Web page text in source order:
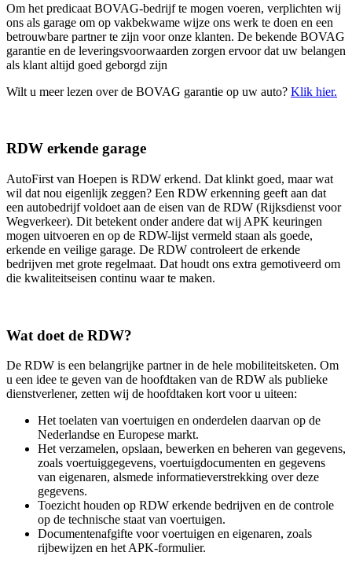
Om het predicaat BOVAG-bedrijf te mogen voeren, verplichten wij
ons als garage om op vakbekwame wijze ons werk te doen en een
betrouwbare partner te zijn voor onze klanten. De bekende BOVAG
garantie en de leveringsvoorwaarden zorgen ervoor dat uw belangen
als klant altijd goed geborgd zijn
Wilt u meer lezen over de BOVAG garantie op uw auto? Klik hier.
RDW erkende garage
AutoFirst van Hoepen is RDW erkend. Dat klinkt goed, maar wat
wil dat nou eigenlijk zeggen? Een RDW erkenning geeft aan dat
een autobedrijf voldoet aan de eisen van de RDW (Rijksdienst voor
Wegverkeer). Dit betekent onder andere dat wij APK keuringen
mogen uitvoeren en op de RDW-lijst vermeld staan als goede,
erkende en veilige garage. De RDW controleert de erkende
bedrijven met grote regelmaat. Dat houdt ons extra gemotiveerd om
die kwaliteitseisen continu waar te maken.
Wat doet de RDW?
De RDW is een belangrijke partner in de hele mobiliteitsketen. Om
u een idee te geven van de hoofdtaken van de RDW als publieke
dienstverlener, zetten wij de hoofdtaken kort voor u uiteen:
Het toelaten van voertuigen en onderdelen daarvan op de
Nederlandse en Europese markt.
Het verzamelen, opslaan, bewerken en beheren van gegevens,
zoals voertuiggegevens, voertuigdocumenten en gegevens
van eigenaren, alsmede informatieverstrekking over deze
gegevens.
Toezicht houden op RDW erkende bedrijven en de controle
op de technische staat van voertuigen.
Documentenafgifte voor voertuigen en eigenaren, zoals
rijbewijzen en het APK-formulier.